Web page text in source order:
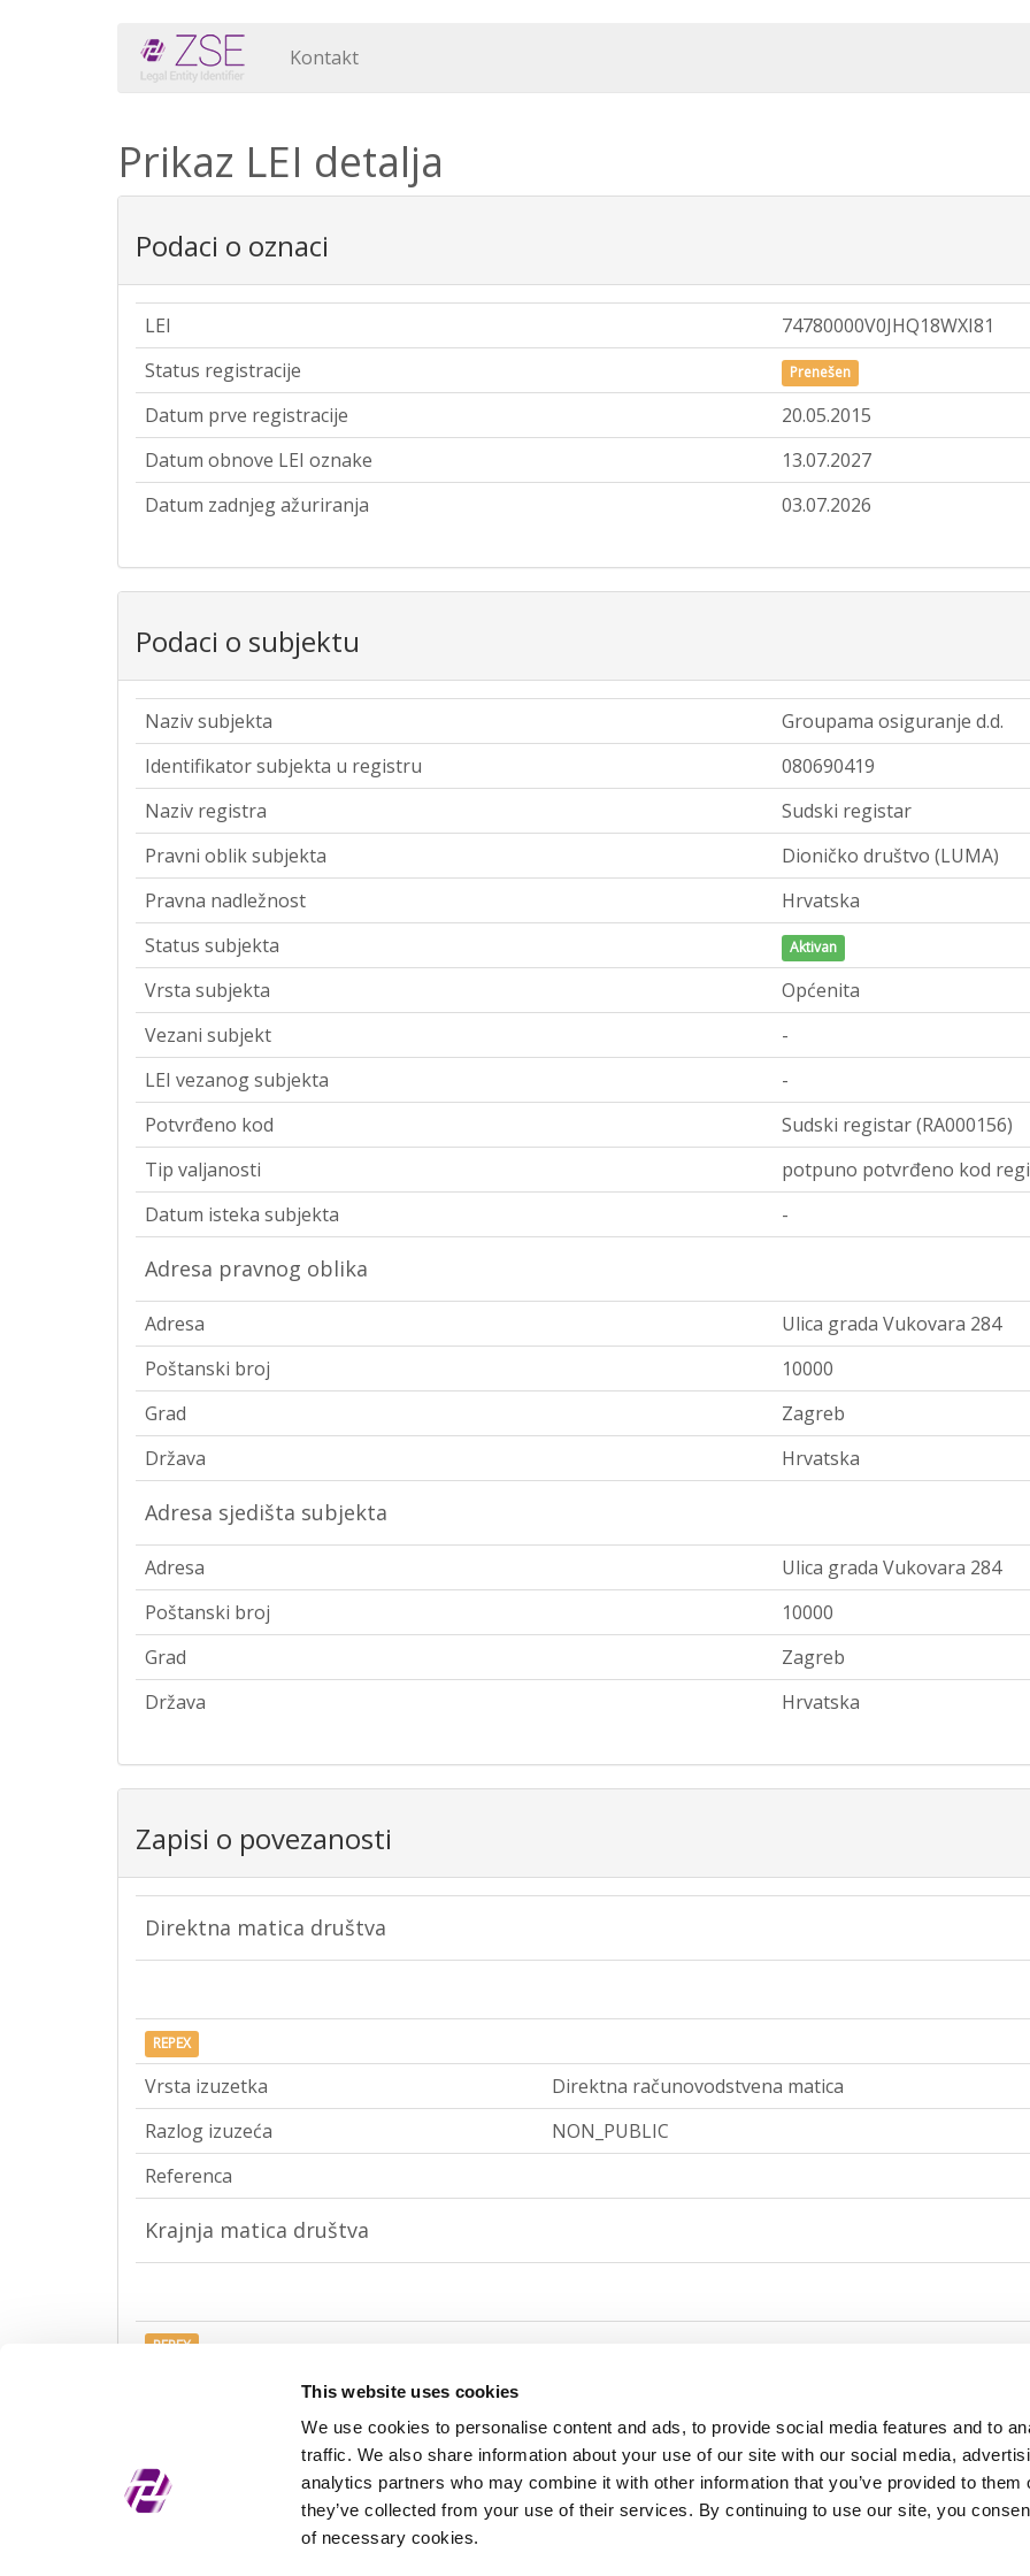
This website uses cookies
We use cookies to personalise content and ads, to provide social media features and to
traffic. We also share information about your use of our site with our social media,
analytics partners who may combine it with other information that you’ve provided to them
they’ve collected from your use of their services. By continuing to use our site, you
of necessary cookies.
Kontakt
Prikaz LEI detalja
Podaci o oznaci
LEI
74780000V0JHQ18WXI81
Status registracije
Prenešen
Datum prve registracije
20.05.2015
Datum obnove LEI oznake
13.07.2027
Datum zadnjeg ažuriranja
03.07.2026
Podaci o subjektu
Naziv subjekta
Groupama osiguranje d.d.
Identifikator subjekta u registru
080690419
Naziv registra
Sudski registar
Pravni oblik subjekta
Dioničko društvo (LUMA)
Pravna nadležnost
Hrvatska
Status subjekta
Aktivan
Vrsta subjekta
Općenita
Vezani subjekt
-
LEI vezanog subjekta
-
Potvrđeno kod
Sudski registar (RA000156)
Tip valjanosti
potpuno potvrđeno kod
Datum isteka subjekta
-
Adresa pravnog oblika
Adresa
Ulica grada Vukovara 284
Poštanski broj
10000
Grad
Zagreb
Država
Hrvatska
Adresa sjedišta subjekta
Adresa
Ulica grada Vukovara 284
Poštanski broj
10000
Grad
Zagreb
Država
Hrvatska
Zapisi o povezanosti
Direktna matica društva
REPEX
Vrsta izuzetka
Direktna računovodstvena matica
Razlog izuzeća
NON_PUBLIC
Referenca
Krajnja matica društva
REPEX
NON_PUBLIC
Referenca